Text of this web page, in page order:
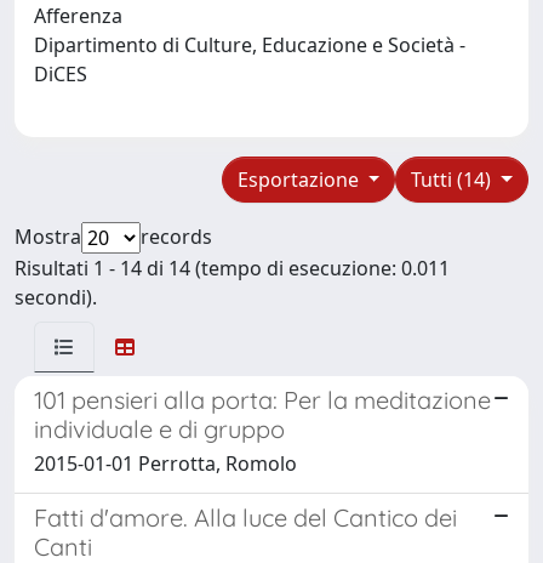
Afferenza
Dipartimento di Culture, Educazione e Società -
DiCES
Tutti (14)
Esportazione
Mostra
records
Risultati 1 - 14 di 14 (tempo di esecuzione: 0.011
secondi).
101 pensieri alla porta: Per la meditazione
individuale e di gruppo
2015-01-01 Perrotta, Romolo
Fatti d'amore. Alla luce del Cantico dei
Canti